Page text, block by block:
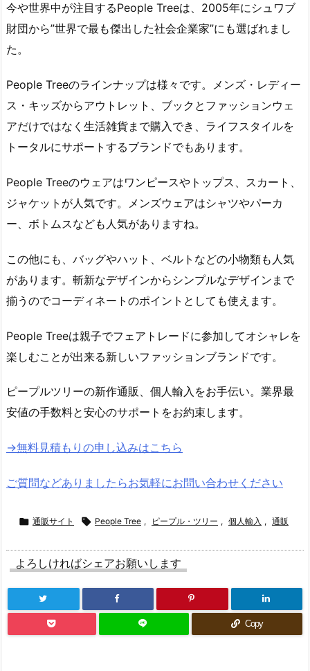
今や世界中が注目するPeople Treeは、2005年にシュワブ
財団から”世界で最も傑出した社会企業家”にも選ばれまし
た。
People Treeのラインナップは様々です。メンズ・レディー
ス・キッズからアウトレット、ブックとファッションウェ
アだけではなく生活雑貨まで購入でき、ライフスタイルを
トータルにサポートするブランドでもあります。
People Treeのウェアはワンピースやトップス、スカート、
ジャケットが人気です。メンズウェアはシャツやパーカ
ー、ボトムスなども人気がありますね。
この他にも、バッグやハット、ベルトなどの小物類も人気
があります。斬新なデザインからシンプルなデザインまで
揃うのでコーディネートのポイントとしても使えます。
People Treeは親子でフェアトレードに参加してオシャレを
楽しむことが出来る新しいファッションブランドです。
ピープルツリーの新作通販、個人輸入をお手伝い。業界最
安値の手数料と安心のサポートをお約束します。
→無料見積もりの申し込みはこちら
ご質問などありましたらお気軽にお問い合わせください
 通販サイト  People Tree , ピープル・ツリー , 個人輸入 , 通販
よろしければシェアお願いします
Copy